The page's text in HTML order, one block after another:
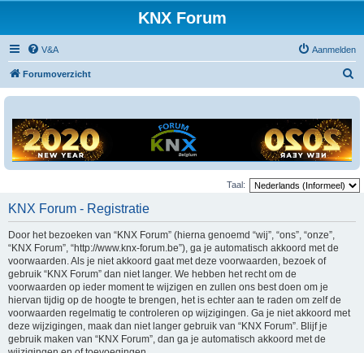
KNX Forum
V&A Aanmelden
Forumoverzicht
Taal:
KNX Forum - Registratie
Door het bezoeken van “KNX Forum” (hierna genoemd “wij”, “ons”, “onze”,
“KNX Forum”, “http://www.knx-forum.be”), ga je automatisch akkoord met de
voorwaarden. Als je niet akkoord gaat met deze voorwaarden, bezoek of
gebruik “KNX Forum” dan niet langer. We hebben het recht om de
voorwaarden op ieder moment te wijzigen en zullen ons best doen om je
hiervan tijdig op de hoogte te brengen, het is echter aan te raden om zelf de
voorwaarden regelmatig te controleren op wijzigingen. Ga je niet akkoord met
deze wijzigingen, maak dan niet langer gebruik van “KNX Forum”. Blijf je
gebruik maken van “KNX Forum”, dan ga je automatisch akkoord met de